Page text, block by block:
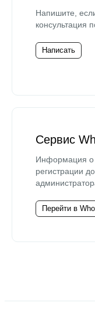
Напишите,
консультация
Написать
Сервис
Информация о
регистрации
Перейти в